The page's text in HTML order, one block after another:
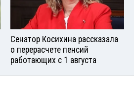
Сенатор Косихина рассказала
о перерасчете пенсий
работающих с 1 августа